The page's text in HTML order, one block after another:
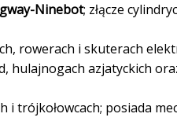
Ninebot; złącze
rowerach i skuterach
azjatyckich
trójkołowcach; posiada